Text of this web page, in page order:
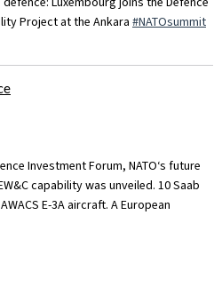
Project at the Ankara #NATOsummit
Investment Forum, NATO‘s future
capability was unveiled. 10 Saab
E-3A aircraft. A European